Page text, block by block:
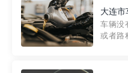
紧急情
援方式
大连
车辆没
或者路